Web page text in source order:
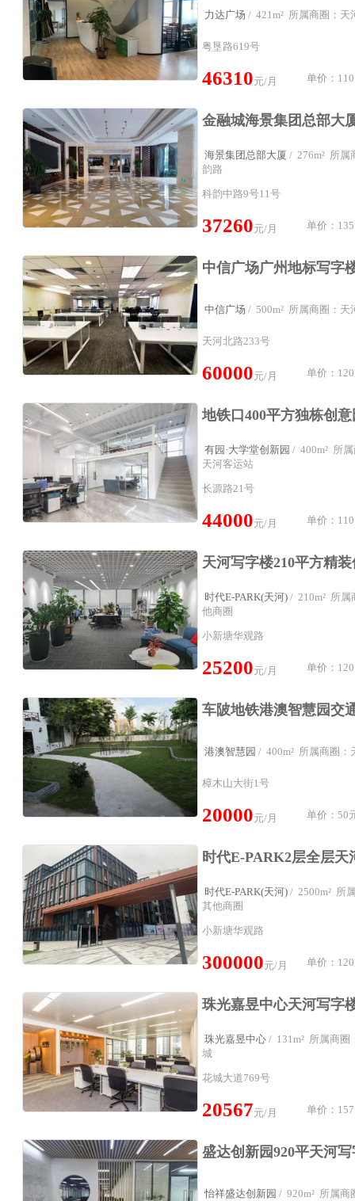
力达广场 / 421m² 所属商圈：天
粤垦路619号
46310元/月 单价：110
海景集团总部大厦 / 276m² 所属
韵路
科韵中路9号11号
37260元/月 单价：135
中信广场 / 500m² 所属商圈：天
天河北路233号
60000元/月 单价：120
有园·大学堂创新园 / 400m² 所
天河客运站
长源路21号
44000元/月 单价：110
时代E-PARK(天河) / 210m² 所属
他商圈
小新塘华观路
25200元/月 单价：120
港澳智慧园 / 400m² 所属商圈：
樟木山大街1号
20000元/月 单价：50
时代E-PARK(天河) / 2500m² 所
其他商圈
小新塘华观路
300000元/月 单价：120
珠光嘉昱中心 / 131m² 所属商圈
城
花城大道769号
20567元/月 单价：157
怡祥盛达创新园 / 920m² 所属商